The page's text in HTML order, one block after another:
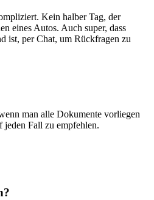
Kein halber Tag, der
eines Autos. Auch super, dass
ist, per Chat, um Rückfragen zu
man alle Dokumente vorliegen
Fall zu empfehlen.